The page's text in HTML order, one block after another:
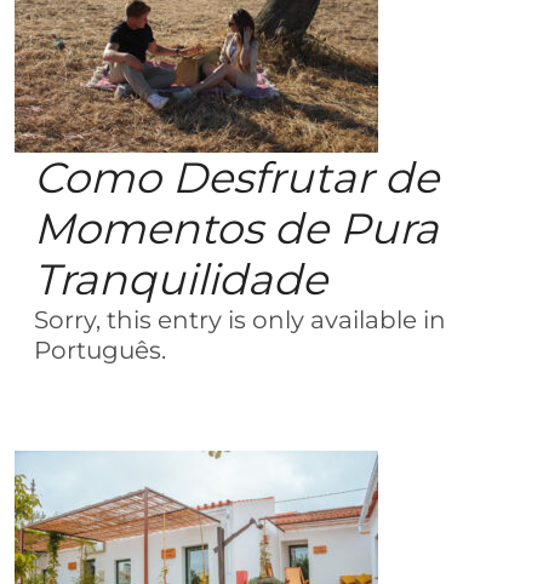
Como Desfrutar de
Momentos de Pura
Tranquilidade
Sorry, this entry is only available in
Português.